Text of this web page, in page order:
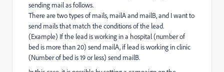
sending mail as follows.
There are two types of mails, mailA and mailB, and I want to
send mails that match the conditions of the lead.
(Example) If the lead is working in a hospital (number of
bed is more than 20) send mailA, if lead is working in clinic
(Number of bed is 19 or less) send mailB.